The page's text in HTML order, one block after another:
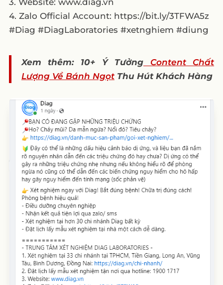
3. Website: www.diag.vn
4. Zalo Official Account: https://bit.ly/3TFWA5z
#Diag #DiagLaboratories #xetnghiem #diung
Xem thêm: 10+ Ý Tưởng Content Chất
Lượng Về Bánh NgọtThu Hút Khách Hàng